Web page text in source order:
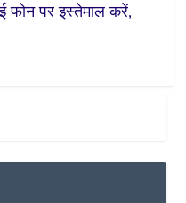
फोन पर इस्तेमाल करें,